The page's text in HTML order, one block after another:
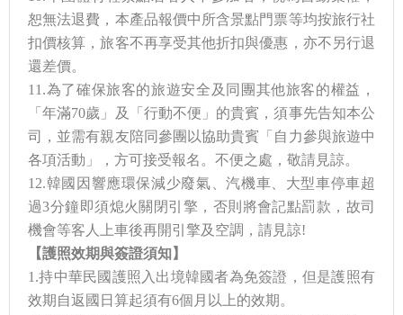
恕無法退費，本產品報價中所含景點門票等均按旅行社
扣價核算，旅客不再享受其他折扣與優惠，亦不另行退
還差價。
11.為了確保旅客的旅遊安全及同團其他旅客的權益，
「年滿70歲」及「行動不便」的貴賓，須事先告知本公
司，並需有親友陪同參團以協助貴賓「自力參與旅遊中
各項活動」，方可接受報名。不便之處，敬請見諒。
12.韓國因響應環保減少廢氣、汽機車、大型車停車超
過3分鐘即須熄火關閉引擎，否則將會記點罰款，故司
機會等客人上車後再開引擎及空調，請見諒!
【護照效期與簽證須知 】
1.持中華民國護照入出境韓國者為免簽證，但是護照有
效期自返國日算起須有6個月以上的效期。